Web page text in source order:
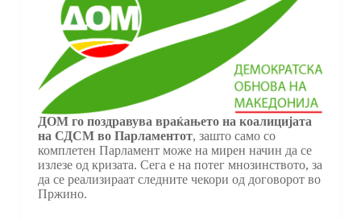
ДОМ го поздравува враќањето на коалицијата
на СДСМ во Парламентот, зашто само со
комплетен Парламент може на мирен начин да се
излезе од кризата. Сега е на потег мнозинството, за
да се реализираат следните чекори од договорот во
Пржино.